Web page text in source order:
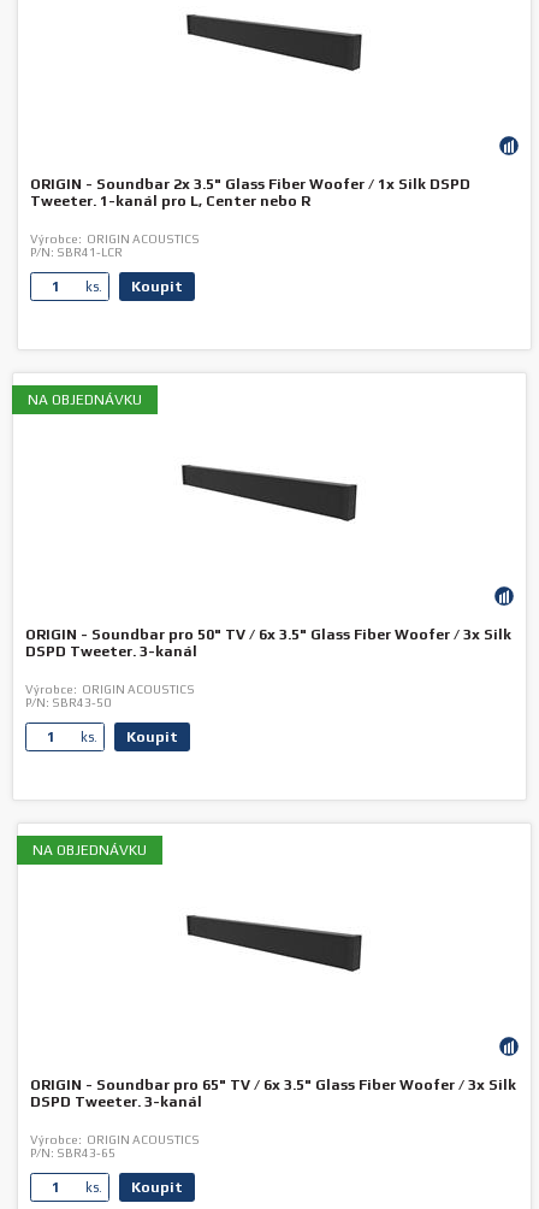
ORIGIN - Soundbar 2x 3.5" Glass Fiber Woofer / 1x Silk DSPD
Tweeter. 1-kanál pro L, Center nebo R
Výrobce: ORIGIN ACOUSTICS
P/N: SBR41-LCR
ks. Koupit
NA OBJEDNÁVKU
ORIGIN - Soundbar pro 50" TV / 6x 3.5" Glass Fiber Woofer / 3x Silk
DSPD Tweeter. 3-kanál
Výrobce: ORIGIN ACOUSTICS
P/N: SBR43-50
ks. Koupit
NA OBJEDNÁVKU
ORIGIN - Soundbar pro 65" TV / 6x 3.5" Glass Fiber Woofer / 3x Silk
DSPD Tweeter. 3-kanál
Výrobce: ORIGIN ACOUSTICS
P/N: SBR43-65
ks. Koupit